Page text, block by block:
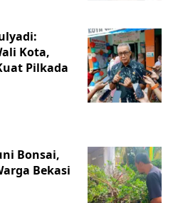
Kota,
Pilkada
Bonsai,
Bekasi